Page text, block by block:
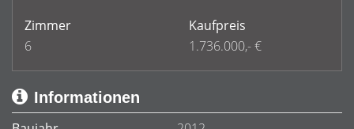
Zimmer
6
Kaufpreis
1.736.000,- €
Informationen